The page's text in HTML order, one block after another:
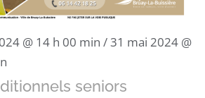
@ 14 h 00 min /31 mai 2024 @
seniors